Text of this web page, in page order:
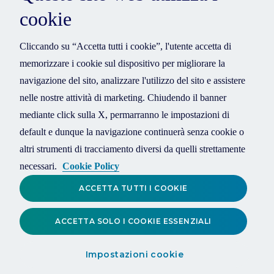
cookie
Cliccando su “Accetta tutti i cookie”, l'utente accetta di
memorizzare i cookie sul dispositivo per migliorare la
navigazione del sito, analizzare l'utilizzo del sito e assistere
nelle nostre attività di marketing. Chiudendo il banner
mediante click sulla X, permarranno le impostazioni di
default e dunque la navigazione continuerà senza cookie o
altri strumenti di tracciamento diversi da quelli strettamente
necessari. Cookie Policy
Impostazioni cookie
ACCETTA SOLO I COOKIE ESSENZIALI
ACCETTA TUTTI I COOKIE